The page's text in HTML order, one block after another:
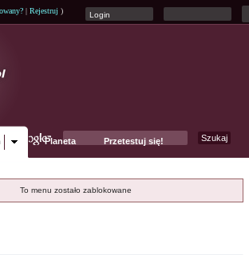
| Rejestruj )
Planeta Przetestuj się!
To menu zostało zablokowane